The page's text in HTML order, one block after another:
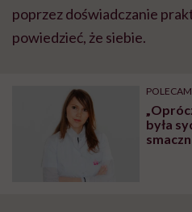
poprzez doświadczanie
powiedzieć, że siebie.
była